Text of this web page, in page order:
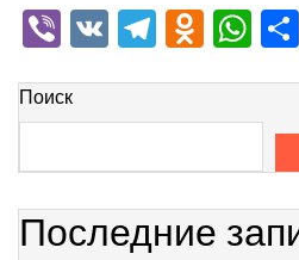
Viber
VK
Поиск
Последние